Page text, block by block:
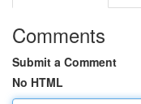
Comments
Submit a Comment
No HTML